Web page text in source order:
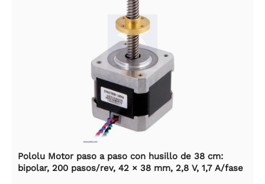
Pololu Motor paso a paso con husillo de 38 cm:
bipolar, 200 pasos/rev, 42 × 38 mm, 2,8 V, 1,7 A/fase